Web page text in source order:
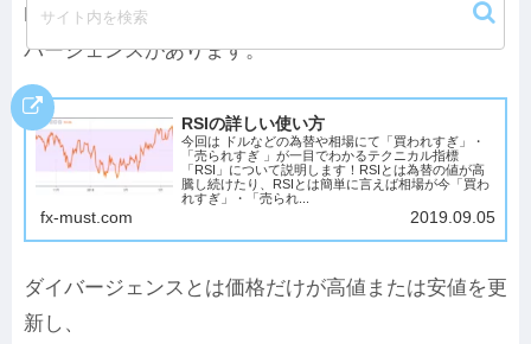
RSIにダイバージェンスがあるようにMACDにもダイ
バージェンスがあります。
RSIの詳しい使い方
今回は ドルなどの為替や相場にて「買われすぎ」・
「売られすぎ 」が一目でわかるテクニカル指標
「RSI」について説明します！RSIとは為替の値が高
騰し続けたり、RSIとは簡単に言えば相場が今「買わ
れすぎ」・「売られ...
fx-must.com 2019.09.05
ダイバージェンスとは価格だけが高値または安値を更
新し、